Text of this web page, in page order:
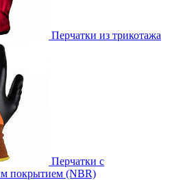
Перчатки из трикотажа
Перчатки с
покрытием (NBR)